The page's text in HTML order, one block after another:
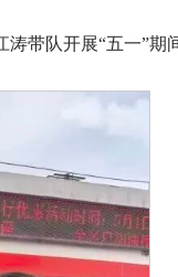
带队开展“五一”期